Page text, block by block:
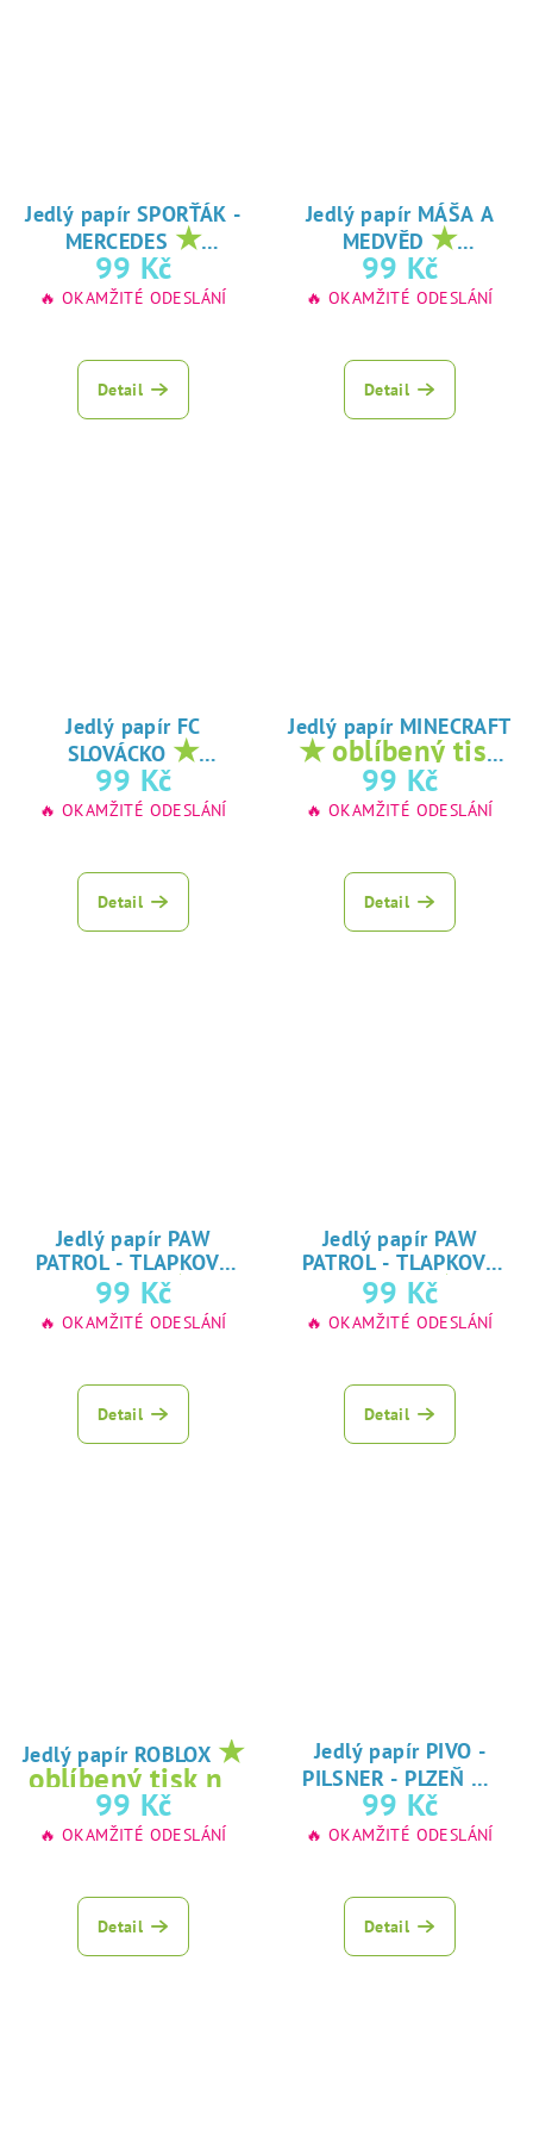
Jedlý papír SPORŤÁK -
MERCEDES ★
oblíbený tisk na
jedlý papír
99 Kč
🔥 OKAMŽITÉ ODESLÁNÍ
Detail
Jedlý papír MÁŠA A
MEDVĚD ★
oblíbený tisk na
jedlý papír
99 Kč
🔥 OKAMŽITÉ ODESLÁNÍ
Detail
Jedlý papír FC
SLOVÁCKO ★
oblíbený tisk na
jedlý papír
99 Kč
🔥 OKAMŽITÉ ODESLÁNÍ
Detail
Jedlý papír MINECRAFT
★ oblíbený tisk
na jedlý papír
99 Kč
🔥 OKAMŽITÉ ODESLÁNÍ
Detail
Jedlý papír PAW
PATROL - TLAPKOVÁ
PATROLA★
oblíbený tisk na
jedlý papír
99 Kč
🔥 OKAMŽITÉ ODESLÁNÍ
Detail
Jedlý papír PAW
PATROL - TLAPKOVÁ
PATROLA★
oblíbený tisk na
jedlý papír
99 Kč
🔥 OKAMŽITÉ ODESLÁNÍ
Detail
Jedlý papír ROBLOX ★
oblíbený tisk na
jedlý papír
99 Kč
🔥 OKAMŽITÉ ODESLÁNÍ
Detail
Jedlý papír PIVO -
PILSNER - PLZEŇ ★
oblíbený tisk na
jedlý papír
99 Kč
🔥 OKAMŽITÉ ODESLÁNÍ
Detail